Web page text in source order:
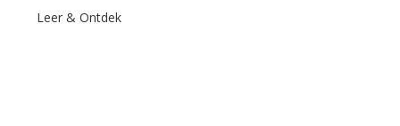
Leer & Ontdek